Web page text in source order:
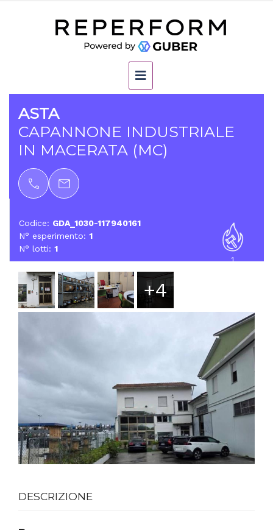
ASTA
CAPANNONE INDUSTRIALE
IN MACERATA (MC)
Codice: GDA_1030-117940161
N° esperimento: 1
N° lotti: 1
1
+4
DESCRIZIONE